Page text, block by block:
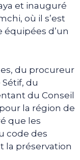
et inauguré
où il s’est
équipées d’un
du procureur
du
du Conseil
la région de
que les
code des
la préservation